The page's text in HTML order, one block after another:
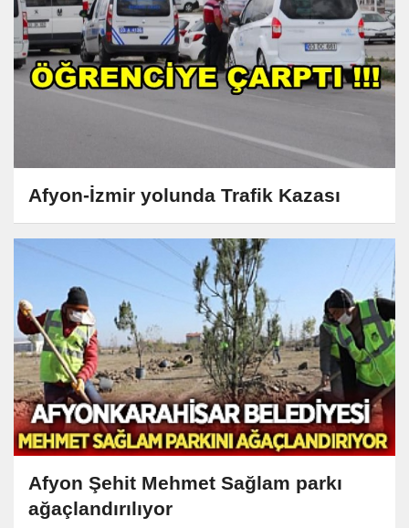
Afyon-İzmir yolunda Trafik Kazası
Afyon Şehit Mehmet Sağlam parkı
ağaçlandırılıyor